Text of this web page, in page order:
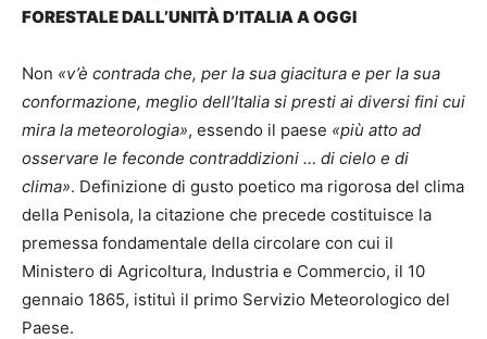
FORESTALE DALL’UNITÀ D’ITALIA A OGGI
Non «v’è contrada che, per la sua giacitura e per la sua
conformazione, meglio dell’Italia si presti ai diversi fini cui
mira la meteorologia», essendo il paese «più atto ad
osservare le feconde contraddizioni … di cielo e di
clima». Definizione di gusto poetico ma rigorosa del clima
della Penisola, la citazione che precede costituisce la
premessa fondamentale della circolare con cui il
Ministero di Agricoltura, Industria e Commercio, il 10
gennaio 1865, istituì il primo Servizio Meteorologico del
Paese.